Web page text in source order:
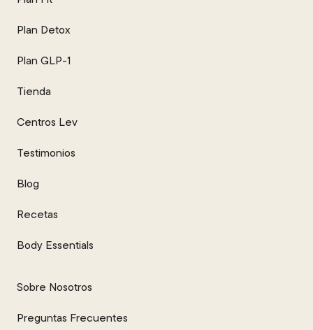
Plan Detox
Plan GLP-1
Tienda
Centros Lev
Testimonios
Blog
Recetas
Body Essentials
Sobre Nosotros
Preguntas Frecuentes